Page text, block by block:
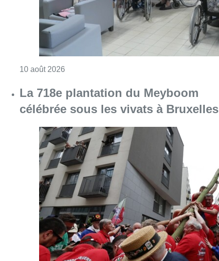
09 août 2026 Consulter l'article "La 718e plantation du
Meyboom: Jean Vanderhaegen
passe le flambeau aux jeunes
Bûûmdroegers